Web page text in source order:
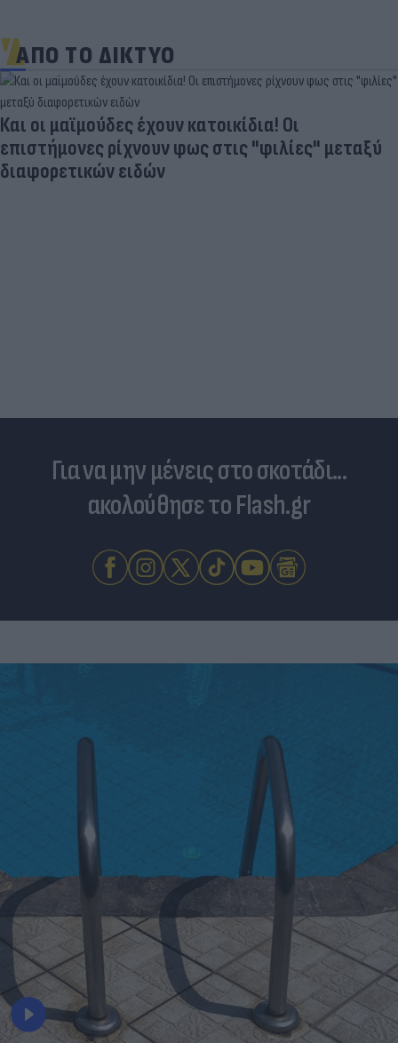
ΑΠΟ ΤΟ ΔΙΚΤΥΟ
Και οι μαϊμούδες έχουν κατοικίδια! Οι
επιστήμονες ρίχνουν φως στις "φιλίες" μεταξύ
διαφορετικών ειδών
Για να μην μένεις στο σκοτάδι...
ακολούθησε το Flash.gr